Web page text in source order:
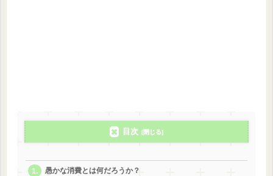
目次
愚かな消費とは何だろうか？